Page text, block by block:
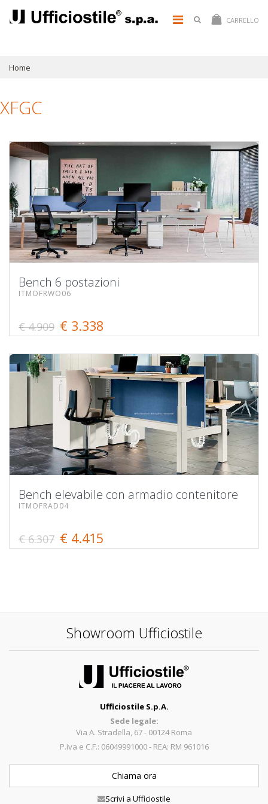
CARRELLO
Home
XFGC
Bench 6 postazioni
ITMOFRWO06
€ 4.909 € 3.338
Bench elevabile con armadio contenitore
ITMOFRAD04
€ 6.307 € 4.415
Showroom Ufficiostile
Ufficiostile S.p.A.
Sede legale:
Via A. Stradella, 67 - 00124 Roma
P.iva e C.F.: 06049991000 - REA: RM 961016
Chiama ora
Scrivi a Ufficiostile